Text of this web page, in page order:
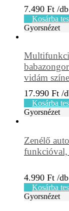
7.490 Ft
Kosárba
Gyorsnézet
vidám
17.990 Ft
Kosárba
Gyorsnézet
Zenélő
funkcióval,
4.990 Ft
Kosárba
Gyorsnézet